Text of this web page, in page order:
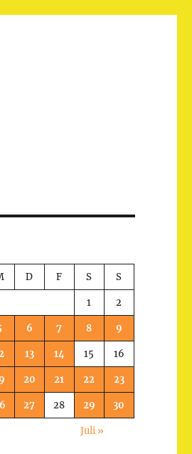
D F S S
1 2
6 7 8 9
13 14 15 16
20 21 22 23
27 28 29 30
Juli »